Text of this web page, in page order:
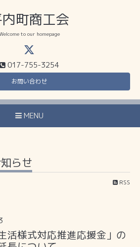
町商工会
to our homepage
017-755-3254
お問い合わせ
MENU
らせ
RSS
活様式対応推進応援金」の